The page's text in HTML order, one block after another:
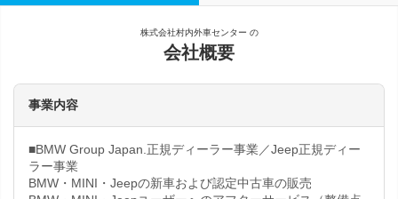
株式会社村内外車センター の
会社概要
事業内容
■BMW Group Japan.正規ディーラー事業／Jeep正規ディー
ラー事業
BMW・MINI・Jeepの新車および認定中古車の販売